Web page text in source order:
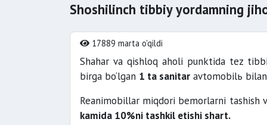
Shoshilinch tibbiy yordamning
17889 marta o'qildi
Shahar va qishloq aholi punktida tez
birga bo‘lgan 1 ta sanitar avtomobilь bilan
Reanimobillar miqdori bemorlarni tashish
kamida 10%ni tashkil etishi shart.